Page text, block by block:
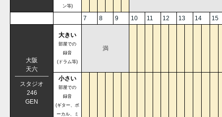
ン等)
7 8 9 10 11 12 13 14 15
大阪
天六
スタジオ
246
GEN
大きい
部屋での
録音
(ドラム等)
満
小さい
部屋での
録音
(ギター、ボ
ーカル、ミ